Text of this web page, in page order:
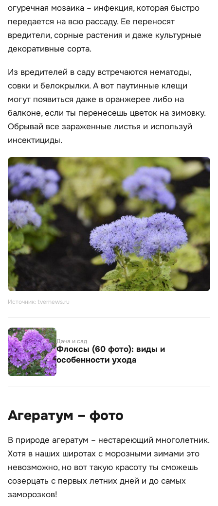
огуречная мозаика – инфекция, которая быстро
передается на всю рассаду. Ее переносят
вредители, сорные растения и даже культурные
декоративные сорта.
Из вредителей в саду встречаются нематоды,
совки и белокрылки. А вот паутинные клещи
могут появиться даже в оранжерее либо на
балконе, если ты перенесешь цветок на зимовку.
Обрывай все зараженные листья и используй
инсектициды.
Источник: tvernews.ru
Дача и сад
Флоксы (60 фото): виды и
особенности ухода
Агератум – фото
В природе агератум – нестареющий многолетник.
Хотя в наших широтах с морозными зимами это
невозможно, но вот такую красоту ты сможешь
созерцать с первых летних дней и до самых
заморозков!